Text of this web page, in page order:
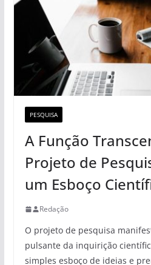
PESQUISA
A Função
Projeto de
um Esboço
Redação
O projeto de pesquisa
pulsante da inquirição
simples esboço de ideias e